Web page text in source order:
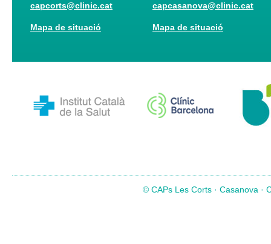
capcorts@clinic.cat
Mapa de situació
capcasanova@clinic.cat
Mapa de situació
© CAPs Les Corts · Casanova ·